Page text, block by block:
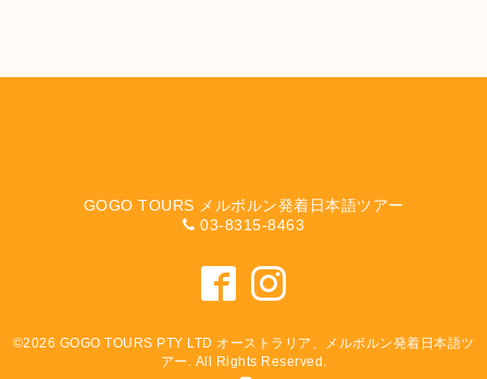
GOGO TOURS メルボルン発着日本語ツアー
03-8315-8463
©2026 GOGO TOURS PTY LTD オーストラリア、メルボルン発着日本語ツ
アー . All Rights Reserved.